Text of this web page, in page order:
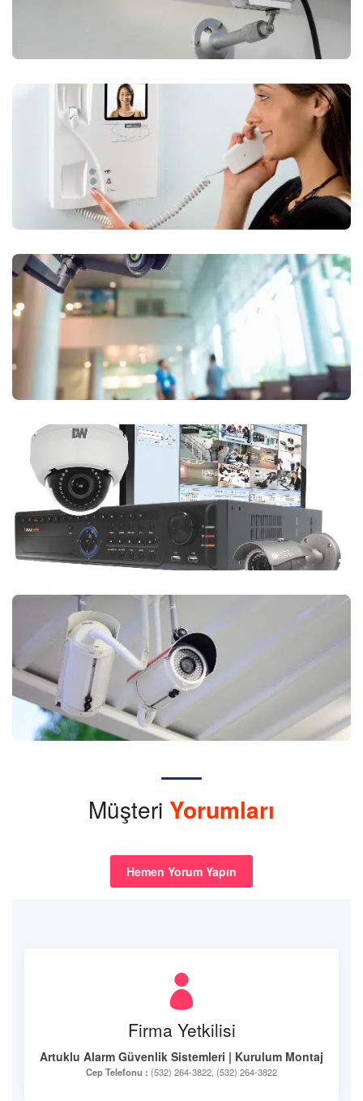
Müşteri Yorumları
Hemen Yorum Yapın
Firma Yetkilisi
Artuklu Alarm Güvenlik Sistemleri | Kurulum Montaj
Cep Telefonu : (532) 264-3822, (532) 264-3822